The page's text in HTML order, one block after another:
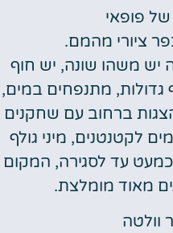
פופאי
ציורי מהמם.
משהו שונה, יש חוף
גדולות, מתנפחים במים,
ברחוב עם שחקנים
לקטנטנים, מיני גולף
עד לסגירה, המקום
מאוד מומלצת.
וולטה